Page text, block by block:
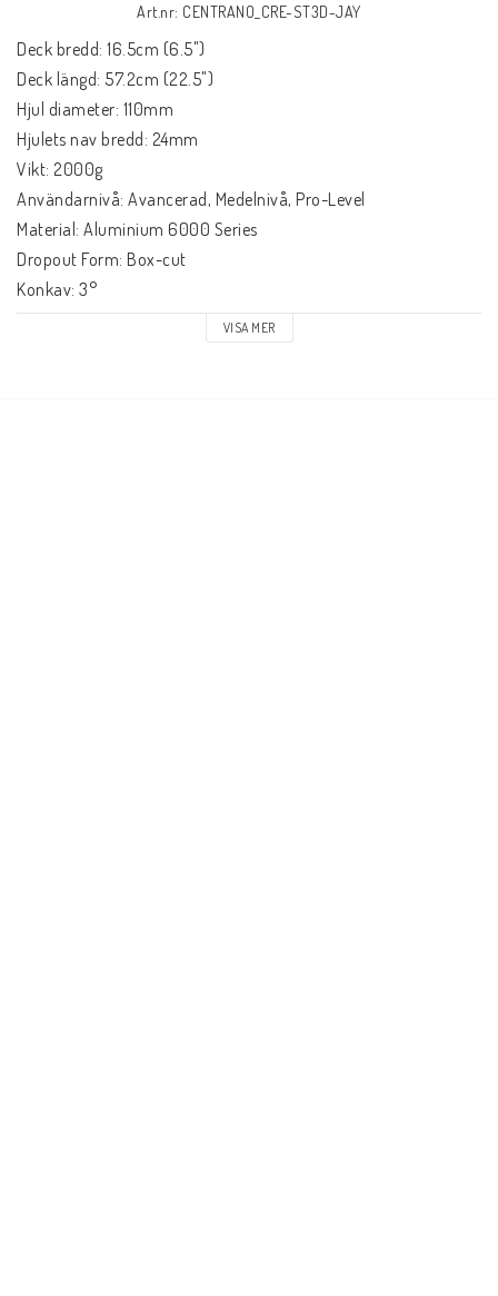
Art.nr: CENTRANO_CRE-ST3D-JAY
Deck bredd: 16.5cm (6.5")
Deck längd: 57.2cm (22.5")
Hjul diameter: 110mm
Hjulets nav bredd: 24mm
Vikt: 2000g
Användarnivå: Avancerad, Medelnivå, Pro-Level
Material: Aluminium 6000 Series
Dropout Form: Box-cut
Konkav: 3°
Headtube vinkel: 83.5°
VISA MER